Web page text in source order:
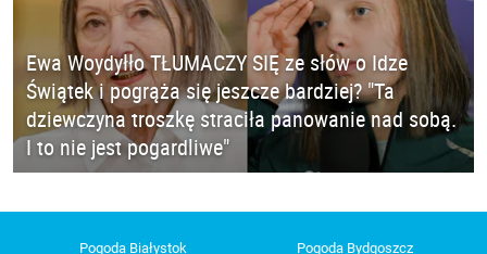
Ewa Woydyłło TŁUMACZY SIĘ ze słów o Idze
Świątek i pogrąża się jeszcze bardziej? "Ta
dziewczyna troszkę straciła panowanie nad sobą.
I to nie jest pogardliwe"
Pogoda Białystok Pogoda Bydgoszcz